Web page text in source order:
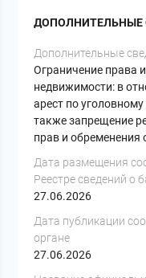
ДОПОЛНИТЕЛЬНЫЕ
Дополнительные
Ограничение права
недвижимости: в
арест по
также запрещение
прав и обременения
Дата размещения
Реестре сведений о
27.06.2026
Дата публикации
органе
27.06.2026